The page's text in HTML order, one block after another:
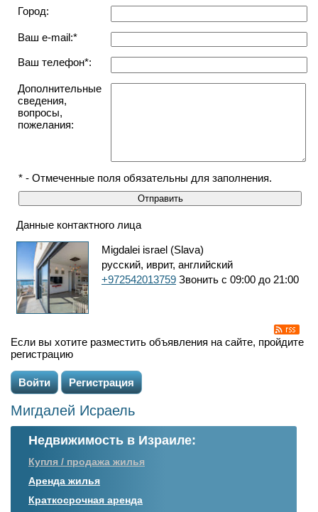
Город:
Ваш e-mail:*
Ваш телефон*:
Дополнительные
сведения,
вопросы,
пожелания:
* - Отмеченные поля обязательны для заполнения.
Данные контактного лица
Migdalei israel (Slava)
русский, иврит, английский
+972542013759 Звонить с 09:00 до 21:00
Если вы хотите разместить объявления на сайте, пройдите
регистрацию
Войти Регистрация
Мигдалей Исраель
Недвижимость в Израиле:
Купля / продажа жилья
Аренда жилья
Краткосрочная аренда